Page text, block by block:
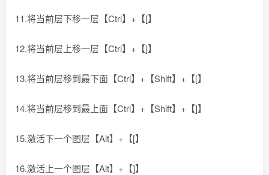
11.将当前层下移一层【Ctrl】+【[】
12.将当前层上移一层【Ctrl】+【]】
13.将当前层移到最下面【Ctrl】+【Shift】+【[】
14.将当前层移到最上面【Ctrl】+【Shift】+【]】
15.激活下一个图层【Alt】+【[】
16.激活上一个图层【Alt】+【]】